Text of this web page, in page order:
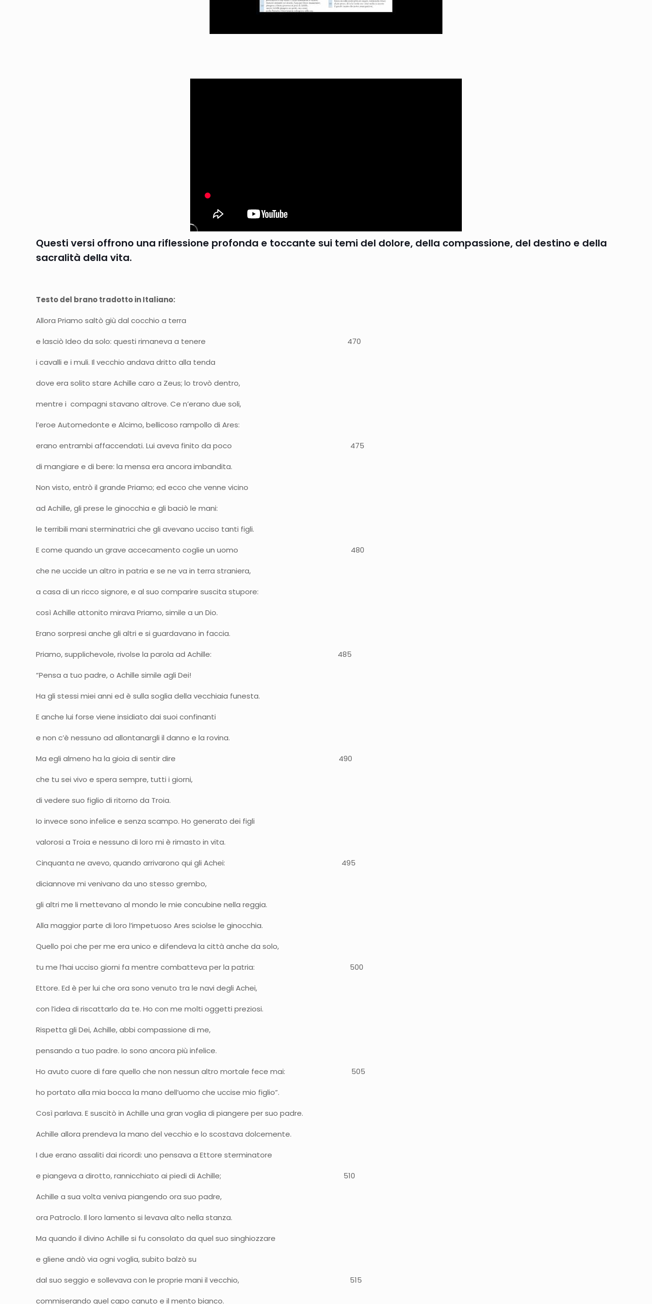
Questi versi offrono una riflessione profonda e toccante sui temi del dolore, della compassione, del destino e della
sacralità della vita.
Testo del brano tradotto in Italiano:
Allora Priamo saltò giù dal cocchio a terra
e lasciò Ideo da solo: questi rimaneva a tenere 470
i cavalli e i muli. Il vecchio andava dritto alla tenda
dove era solito stare Achille caro a Zeus; lo trovò dentro,
mentre i compagni stavano altrove. Ce n’erano due soli,
l’eroe Automedonte e Alcimo, bellicoso rampollo di Ares:
erano entrambi affaccendati. Lui aveva finito da poco 475
di mangiare e di bere: la mensa era ancora imbandita.
Non visto, entrò il grande Priamo; ed ecco che venne vicino
ad Achille, gli prese le ginocchia e gli baciò le mani:
le terribili mani sterminatrici che gli avevano ucciso tanti figli.
E come quando un grave accecamento coglie un uomo 480
che ne uccide un altro in patria e se ne va in terra straniera,
a casa di un ricco signore, e al suo comparire suscita stupore:
così Achille attonito mirava Priamo, simile a un Dio.
Erano sorpresi anche gli altri e si guardavano in faccia.
Priamo, supplichevole, rivolse la parola ad Achille: 485
“Pensa a tuo padre, o Achille simile agli Dei!
Ha gli stessi miei anni ed è sulla soglia della vecchiaia funesta.
E anche lui forse viene insidiato dai suoi confinanti
e non c’è nessuno ad allontanargli il danno e la rovina.
Ma egli almeno ha la gioia di sentir dire 490
che tu sei vivo e spera sempre, tutti i giorni,
di vedere suo figlio di ritorno da Troia.
Io invece sono infelice e senza scampo. Ho generato dei figli
valorosi a Troia e nessuno di loro mi è rimasto in vita.
Cinquanta ne avevo, quando arrivarono qui gli Achei: 495
diciannove mi venivano da uno stesso grembo,
gli altri me li mettevano al mondo le mie concubine nella reggia.
Alla maggior parte di loro l’impetuoso Ares sciolse le ginocchia.
Quello poi che per me era unico e difendeva la città anche da solo,
tu me l’hai ucciso giorni fa mentre combatteva per la patria: 500
Ettore. Ed è per lui che ora sono venuto tra le navi degli Achei,
con l’idea di riscattarlo da te. Ho con me molti oggetti preziosi.
Rispetta gli Dei, Achille, abbi compassione di me,
pensando a tuo padre. Io sono ancora più infelice.
Ho avuto cuore di fare quello che non nessun altro mortale fece mai: 505
ho portato alla mia bocca la mano dell’uomo che uccise mio figlio”.
Così parlava. E suscitò in Achille una gran voglia di piangere per suo padre.
Achille allora prendeva la mano del vecchio e lo scostava dolcemente.
I due erano assaliti dai ricordi: uno pensava a Ettore sterminatore
e piangeva a dirotto, rannicchiato ai piedi di Achille; 510
Achille a sua volta veniva piangendo ora suo padre,
ora Patroclo. Il loro lamento si levava alto nella stanza.
Ma quando il divino Achille si fu consolato da quel suo singhiozzare
e gliene andò via ogni voglia, subito balzò su
dal suo seggio e sollevava con le proprie mani il vecchio, 515
commiserando quel capo canuto e il mento bianco.